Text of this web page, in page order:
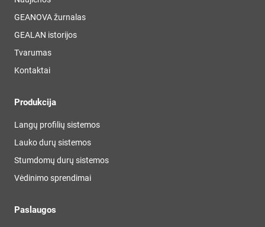
GEANOVA žurnalas
GEALAN istorijos
Tvarumas
Kontaktai
Produkcija
Langų profilių sistemos
Lauko durų sistemos
Stumdomų durų sistemos
Vėdinimo sprendimai
Paslaugos